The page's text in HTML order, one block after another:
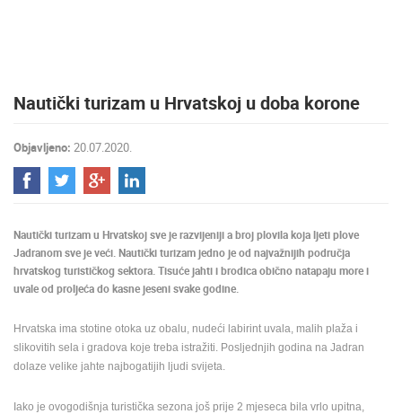
WEB
TERMS OF
USE
PRIVACY
BANERI
ENGLISH
Nautički turizam u Hrvatskoj u doba korone
Objavljeno: 20.07.2020.
Nautički turizam u Hrvatskoj sve je razvijeniji a broj plovila koja ljeti plove
Jadranom sve je veći. Nautički turizam jedno je od najvažnijih područja
hrvatskog turističkog sektora. Tisuće jahti i brodica obično natapaju more i
uvale od proljeća do kasne jeseni svake godine.
Hrvatska ima stotine otoka uz obalu, nudeći labirint uvala, malih plaža i
slikovitih sela i gradova koje treba istražiti. Posljednjih godina na Jadran
dolaze velike jahte najbogatijih ljudi svijeta.
Iako je ovogodišnja turistička sezona još prije 2 mjeseca bila vrlo upitna,